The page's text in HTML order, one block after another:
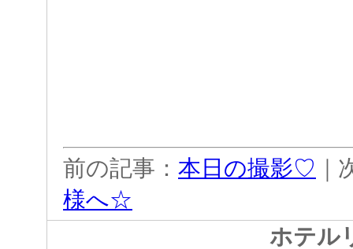
前の記事： 本日の撮影♡ ｜
様へ☆
ホテル